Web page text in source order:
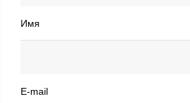
Имя
E-mail